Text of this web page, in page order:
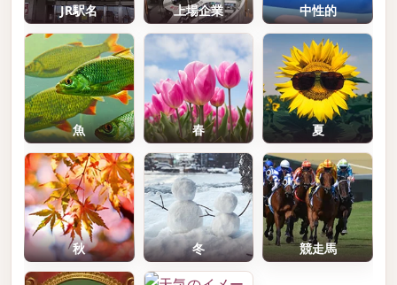
JR駅名 上場企業 中性的
魚 春 夏
秋 冬 競走馬